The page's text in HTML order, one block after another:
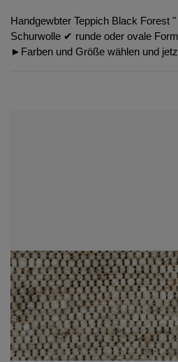
Handgewbter Teppich Black Forest
Schurwolle ✔︎ runde oder ovale
►Farben und Größe wählen und